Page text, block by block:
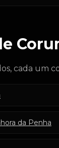
cada um
da Penha